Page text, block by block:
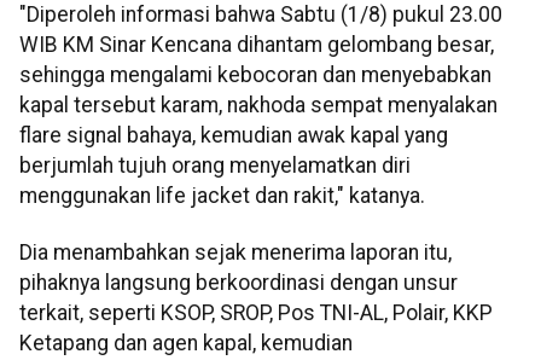
"Diperoleh informasi bahwa Sabtu (1/8) pukul 23.00
WIB KM Sinar Kencana dihantam gelombang besar,
sehingga mengalami kebocoran dan menyebabkan
kapal tersebut karam, nakhoda sempat menyalakan
flare signal bahaya, kemudian awak kapal yang
berjumlah tujuh orang menyelamatkan diri
menggunakan life jacket dan rakit," katanya.
Dia menambahkan sejak menerima laporan itu,
pihaknya langsung berkoordinasi dengan unsur
terkait, seperti KSOP, SROP, Pos TNI-AL, Polair, KKP
Ketapang dan agen kapal, kemudian